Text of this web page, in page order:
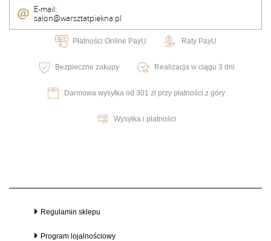
E-mail:
salon@warsztatpiekna.pl
Płatności Online PayU Raty PayU
Bezpieczne zakupy Realizacja w ciągu 3 dni
Darmowa wysyłka od 301 zł przy płatności z góry
Wysyłka i płatności
Regulamin sklepu
Program lojalnościowy